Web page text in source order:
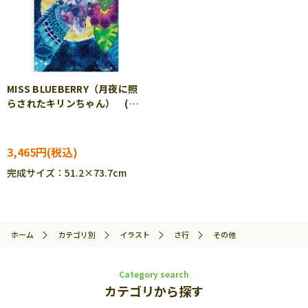
MISS BLUEBERRY（月夜に照
らされたキリンちゃん） (サ
3,465円
完成サイズ：51.2×73.7cm
ホーム カテゴリ別 イラスト さ行 その他
Category search
カテゴリから探す